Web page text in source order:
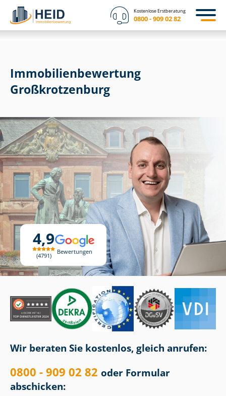
Kostenlose Erstberatung
0800 - 909 02 82
4,9
4791
Bewertungen
Immobilien­bewertung
Großkrotzenburg
Wir beraten Sie kostenlos, gleich anrufen:
0800 - 909 02 82 oder Formular
abschicken: